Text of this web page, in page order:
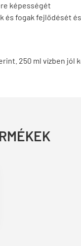
képességét
és fogak fejlődését
250 ml vízben